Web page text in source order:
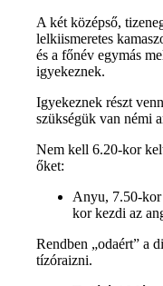
A két középső,
lelkiismeretes
és a főnév egymás
igyekeznek.
Igyekeznek részt
szükségük van némi
Nem kell 6.20-kor
őket:
Anyu, 7.50-kor
kor kezdi az
Rendben „odaért” a
tízóraizni.